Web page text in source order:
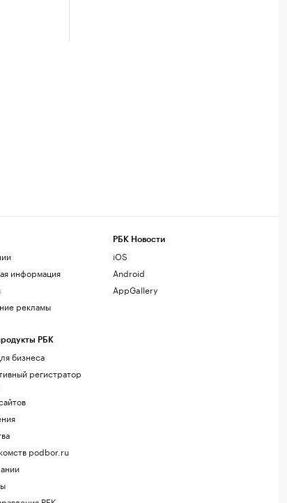
информация
рекламы
РБК
бизнеса
регистратор
podbor.ru
РБК Новости
iOS
Android
AppGallery